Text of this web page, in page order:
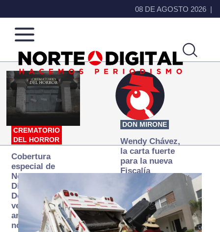
08 DE AGOSTO 2026
Norte
de
Ciudad
Más
que
noticias,
hacemos periodismo
CREMATORIO
DEL HORROR
Cobertura
especial de
Norte
Digital:
Donde la
verdad
arde… pero
no se
DON MIRONE
Wendy Chávez,
la carta fuerte
para la nueva
Fiscalía
autónoma